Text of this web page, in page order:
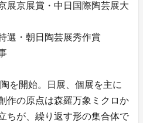
展京展賞・中日国際陶芸展大
選・朝日陶芸展秀作賞
を開始。日展、個展を主に
作の原点は森羅万象ミクロか
ちが、繰り返す形の集合体で